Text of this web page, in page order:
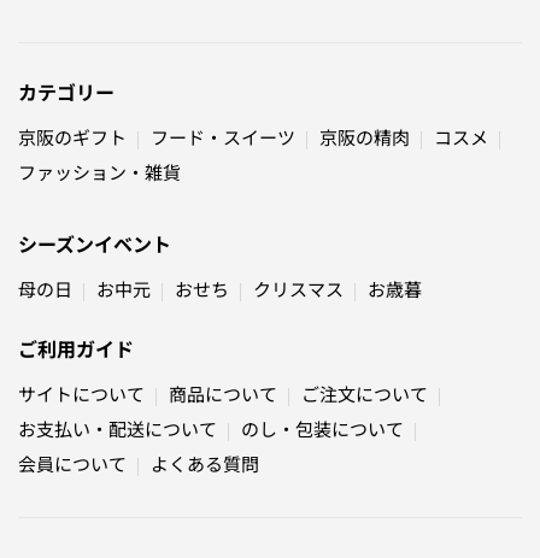
カテゴリー
京阪のギフト フード・スイーツ 京阪の精肉
コスメ
ファッション・雑貨
シーズンイベント
母の日 お中元 おせち クリスマス お歳暮
ご利用ガイド
サイトについて 商品について
ご注文について
お支払い・配送について
のし・包装について
会員について
よくある質問